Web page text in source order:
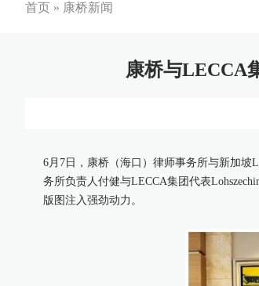
首页 » 康桥新闻
康桥与LECCA
6月7日，康桥（海口）律师事务所与新加
务所负责人付健与LECCA集团代表
版图注入强劲动力。